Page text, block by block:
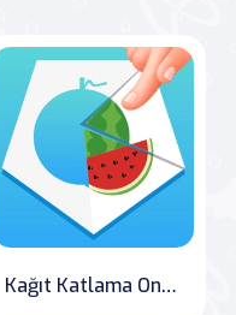
Kağıt Katlama Online